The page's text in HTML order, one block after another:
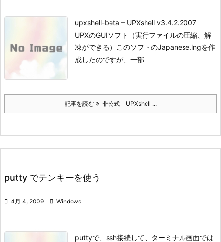
upxshell-beta – UPXshell v3.4.2.2007
UPXのGUIソフト
（実行ファイルの圧縮、解
凍ができる）
このソフトのJapanese.lngを作
成したのですが、一部
記事を読む 非公式 UPXshell ...
putty でテンキーを使う
 4月 4, 2009  Windows
puttyで、ssh接続して、ターミナル画面では